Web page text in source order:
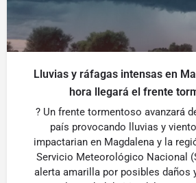
Lluvias y ráfagas intensas en
hora llegará el frente
? Un frente tormentoso avanzará
país provocando lluvias y
impactarian en Magdalena y la
Servicio Meteorológico Nacional
alerta amarilla por posibles daños